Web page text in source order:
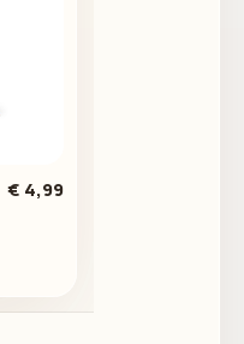
€ 4,99